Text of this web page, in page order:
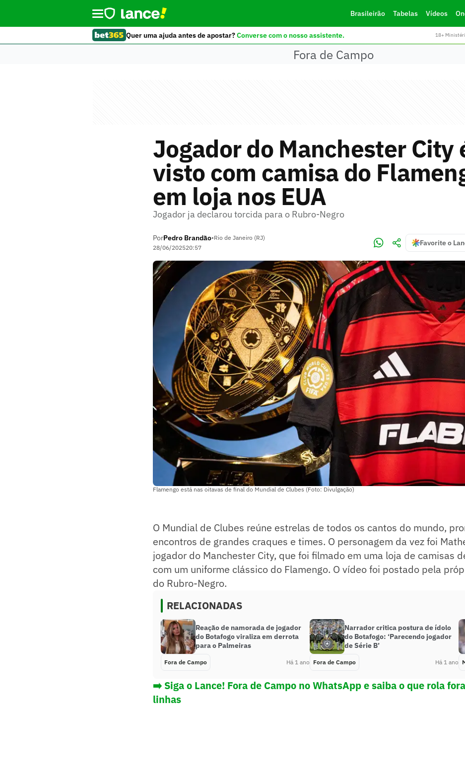
Brasileirão Tabelas Vídeos
Quer uma ajuda antes de apostar?Converse com o nosso assistente. 18+
Fora de Campo
Jogador do Manchester City
visto com camisa do
em loja nos EUA
Jogador ja declarou torcida para o Rubro-Negro
PorPedro Brandão•Rio de Janeiro (RJ)
28/06/202520:57
Favorite o
Flamengo está nas oitavas de final do Mundial de Clubes (Foto: Divulgação)
O Mundial de Clubes reúne estrelas de todos os cantos do mundo,
encontros de grandes craques e times. O personagem da vez foi
jogador do Manchester City, que foi filmado em uma loja de camisas
com um uniforme clássico do Flamengo. O vídeo foi postado pela
do Rubro-Negro.
RELACIONADAS
Reação de namorada de jogador
do Botafogo viraliza em derrota
para o Palmeiras
Fora de Campo Há 1 ano
Narrador critica postura de ídolo
do Botafogo: ‘Parecendo jogador
de Série B’
Fora de Campo Há 1 ano
➡️ Siga o Lance! Fora de Campo no WhatsApp e saiba o que rola
linhas